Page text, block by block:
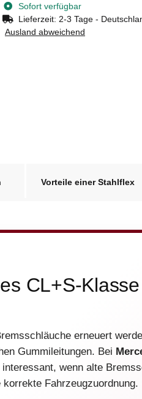
Sofort verfügbar
Lieferzeit: 2-3 Tage -
Ausland abweichend
Vorteile einer Stahlflex
CL+S-
erneuert
Gummileitungen. Bei
wenn alte
Fahrzeugzuordnung.